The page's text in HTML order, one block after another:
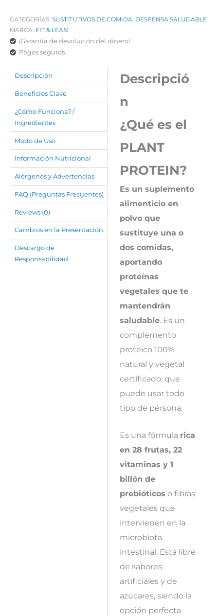
CATEGORÍAS: SUSTITUTIVOS DE COMIDA DESPENSA SALUDABLE
MARCA: FIT & LEAN
¡Garantía de devolución del dinero!
Pagos seguros
Descripción
Beneficios Clave
¿Cómo Funciona? /
Ingredientes
Modo de Uso
Información Nutricional
Alérgenos y Advertencias
FAQ (Preguntas Frecuentes)
Reviews (0)
Cambios en la Presentación.
Descargo de
Responsabilidad
Descripció
n
¿Qué es el
PLANT
PROTEIN?
Es un suplemento
alimenticio en
polvo que
sustituye una o
dos comidas,
aportando
proteínas
vegetales que te
mantendrán
saludable. Es un
complemento
proteico 100%
natural y vegetal
certificado, que
puede usar todo
tipo de persona.
Es una fórmula rica
en 28 frutas, 22
vitaminas y 1
billón de
prebióticos o fibras
vegetales que
intervienen en la
microbiota
intestinal. Está libre
de sabores
artificiales y de
azúcares, siendo la
opción perfecta